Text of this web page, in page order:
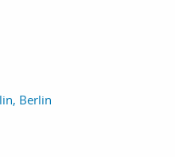
Berlin